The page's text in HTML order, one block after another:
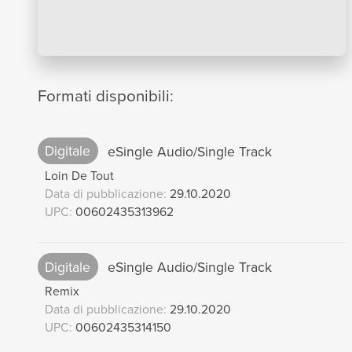
Formati disponibili:
Digitale eSingle Audio/Single Track
Loin De Tout
Data di pubblicazione: 29.10.2020
UPC: 00602435313962
Digitale eSingle Audio/Single Track
Remix
Data di pubblicazione: 29.10.2020
UPC: 00602435314150